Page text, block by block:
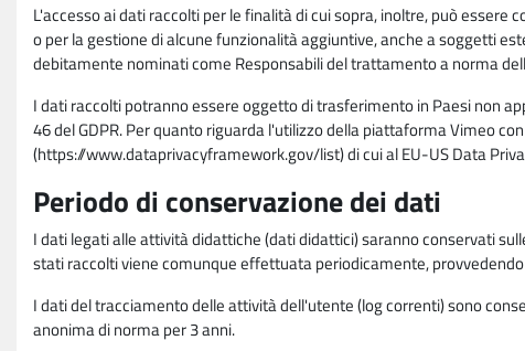
L'accesso ai dati raccolti per le finalità di cui sopra, inoltre, può
o per la gestione di alcune funzionalità aggiuntive, anche a soggetti
debitamente nominati come Responsabili del trattamento a norma
I dati raccolti potranno essere oggetto di trasferimento in Paesi non
46 del GDPR. Per quanto riguarda l'utilizzo della piattaforma Vimeo
(https://www.dataprivacyframework.gov/list) di cui al EU-US Data
Periodo di conservazione dei dati
I dati legati alle attività didattiche (dati didattici) saranno conservati
stati raccolti viene comunque effettuata periodicamente,
I dati del tracciamento delle attività dell'utente (log correnti) sono
anonima di norma per 3 anni.